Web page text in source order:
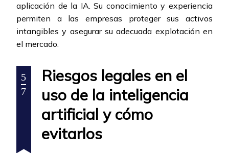
aplicación de la IA. Su conocimiento y experiencia
permiten a las empresas proteger sus activos
intangibles y asegurar su adecuada explotación en
el mercado.
5
7
Riesgos legales en el
uso de la inteligencia
artificial y cómo
evitarlos